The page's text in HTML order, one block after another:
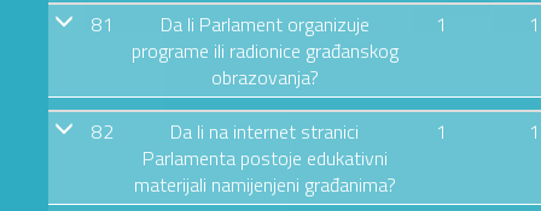
81
Da li Parlament organizuje
programe ili radionice građanskog
obrazovanja?
1 1
82
Da li na internet stranici
Parlamenta postoje edukativni
materijali namijenjeni građanima?
1 1